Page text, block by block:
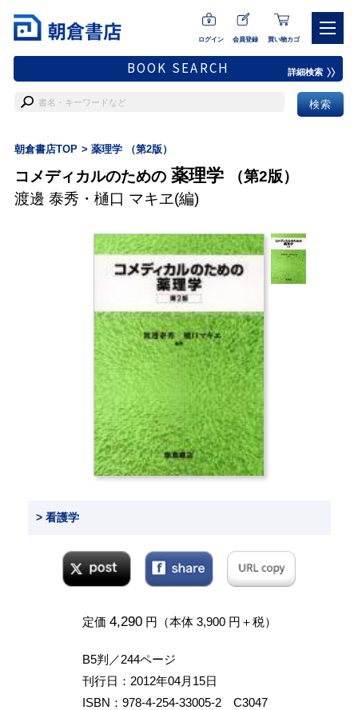
ログイン 会員登録 買い物カゴ
BOOK SEARCH 詳細検索
朝倉書店TOP 薬理学 （第2版）
コメディカルのための薬理学
（第2版）
渡邊 泰秀 ・ 樋口 マキヱ(編)
> 看護学
定価 4,290円（本体 3,900 円＋税）
B5判／244ページ
刊行日：2012年04月15日
ISBN：978-4-254-33005-2 C3047